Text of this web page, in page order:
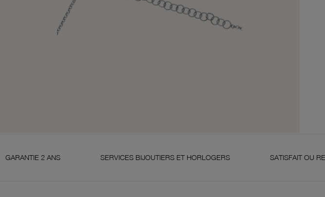
SERVICES BIJOUTIERS ET HORLOGERS SATISFAIT OU REMBOURSÉ